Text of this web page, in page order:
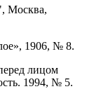
Москва,
1906, № 8.
лицом
1994, № 5.